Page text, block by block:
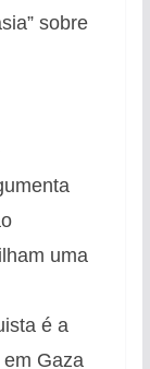
sobre
uma
é a
Gaza